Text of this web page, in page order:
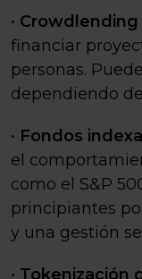
• Crowdlending
financiar
personas.
dependiendo
• Fondos
el
como el S&P
principiantes
y una gestión
• Tokenización